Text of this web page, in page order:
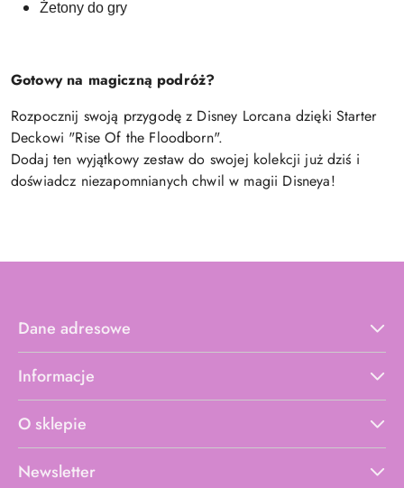
Żetony do gry
Gotowy na magiczną podróż?
Rozpocznij swoją przygodę z Disney Lorcana dzięki Starter
Deckowi "Rise Of the Floodborn".
Dodaj ten wyjątkowy zestaw do swojej kolekcji już dziś i
doświadcz niezapomnianych chwil w magii Disneya!
Dane adresowe
Informacje
O sklepie
Newsletter